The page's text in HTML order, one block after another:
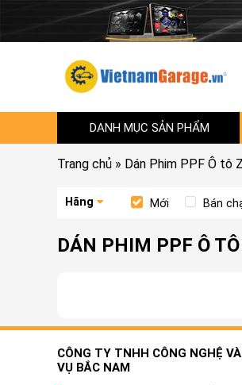
DANH MỤC SẢN PHẨM
Trang chủ » Dán Phim PPF Ô tô
Hãng Mới Bán
DÁN PHIM PPF Ô
CÔNG TY TNHH CÔNG NGHỆ
VỤ BẮC NAM